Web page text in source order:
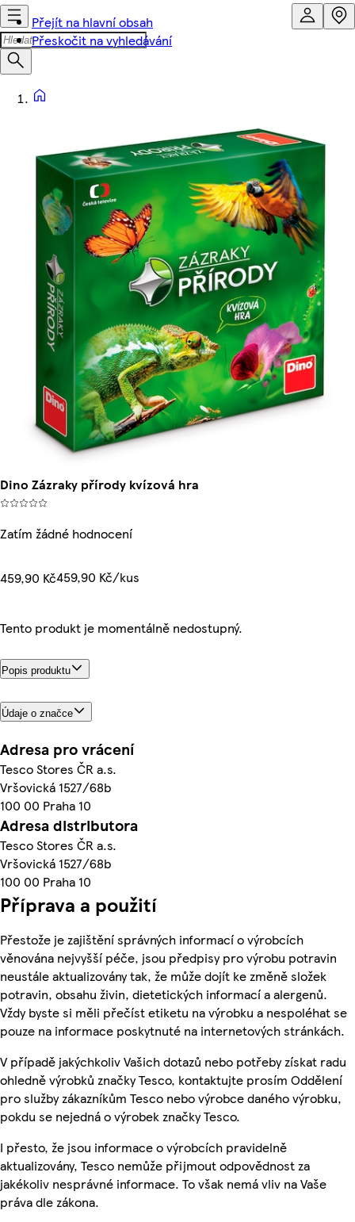
Přejít na hlavní obsah
Přeskočit na vyhledávání
Dino Zázraky přírody kvízová hra
Zatím žádné hodnocení
459,90 Kč459,90 Kč/kus
Tento produkt je momentálně nedostupný.
Popis produktu
Údaje o značce
Adresa pro vrácení
Tesco Stores ČR a.s.
Vršovická 1527/68b
100 00 Praha 10
Adresa distributora
Tesco Stores ČR a.s.
Vršovická 1527/68b
100 00 Praha 10
Příprava a použití
Přestože je zajištění správných informací o výrobcích
věnována nejvyšší péče, jsou předpisy pro výrobu potravin
neustále aktualizovány tak, že může dojít ke změně složek
potravin, obsahu živin, dietetických informací a alergenů.
Vždy byste si měli přečíst etiketu na výrobku a nespoléhat se
pouze na informace poskytnuté na internetových stránkách.
V případě jakýchkoliv Vašich dotazů nebo potřeby získat radu
ohledně výrobků značky Tesco, kontaktujte prosím Oddělení
pro služby zákazníkům Tesco nebo výrobce daného výrobku,
pokdu se nejedná o výrobek značky Tesco.
I přesto, že jsou informace o výrobcích pravidelně
aktualizovány, Tesco nemůže přijmout odpovědnost za
jakékoliv nesprávné informace. To však nemá vliv na Vaše
práva dle zákona.